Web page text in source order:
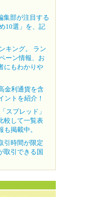
集部が注目する
10選」を、記
キング。 ラン
ーン情報、お
にもわかりや
金利通貨を含
ントを紹介！
スプレッド」
較して一覧表
掲載中。
引時間が限定
取引できる国